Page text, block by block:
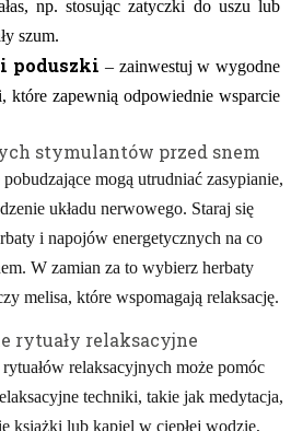
np. stosując zatyczki do uszu lub
szum.
poduszki – zainwestuj w wygodne
które zapewnią odpowiednie wsparcie
stymulantów przed snem
mogą utrudniać zasypianie,
układu nerwowego. Staraj się
i napojów energetycznych na co
W zamian za to wybierz herbaty
melisa, które wspomagają relaksację.
rytuały relaksacyjne
relaksacyjnych może pomóc
techniki, takie jak medytacja,
książki lub kąpiel w ciepłej wodzie,